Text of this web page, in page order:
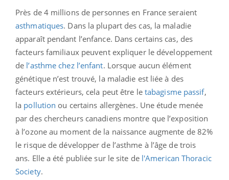
Près de 4 millions de personnes en France seraient
asthmatiques. Dans la plupart des cas, la maladie
apparaît pendant l’enfance. Dans certains cas, des
facteurs familiaux peuvent expliquer le développement
de l’asthme chez l’enfant. Lorsque aucun élément
génétique n’est trouvé, la maladie est liée à des
facteurs extérieurs, cela peut être le tabagisme passif,
la pollution ou certains allergènes. Une étude menée
par des chercheurs canadiens montre que l’exposition
à l’ozone au moment de la naissance augmente de 82%
le risque de développer de l’asthme à l’âge de trois
ans. Elle a été publiée sur le site de l'American Thoracic
Society.